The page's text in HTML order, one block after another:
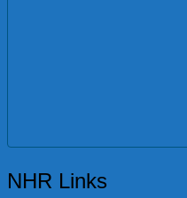
NHR Links